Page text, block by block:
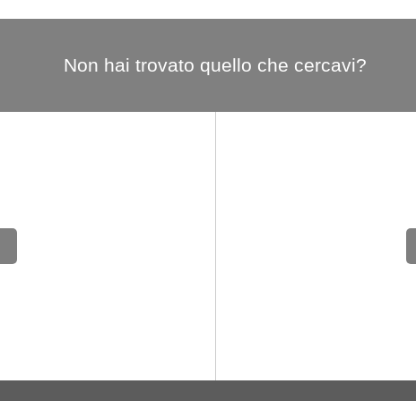
Non hai trovato quello che cercavi?